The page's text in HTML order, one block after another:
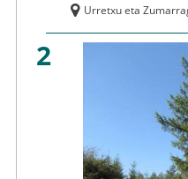
Urretxu eta
2